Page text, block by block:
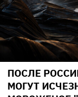
ПОСЛЕ
МОГУТ